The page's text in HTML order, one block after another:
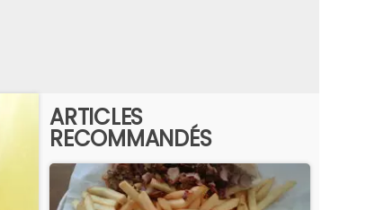
ARTICLES
RECOMMANDÉS